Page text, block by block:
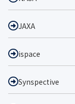
JAXA
ispace
Synspective